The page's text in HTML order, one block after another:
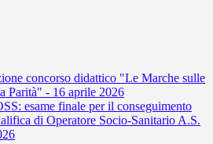
concorso didattico "Le Marche sulle
Parità" - 16 aprile 2026
esame finale per il conseguimento
di Operatore Socio-Sanitario A.S.